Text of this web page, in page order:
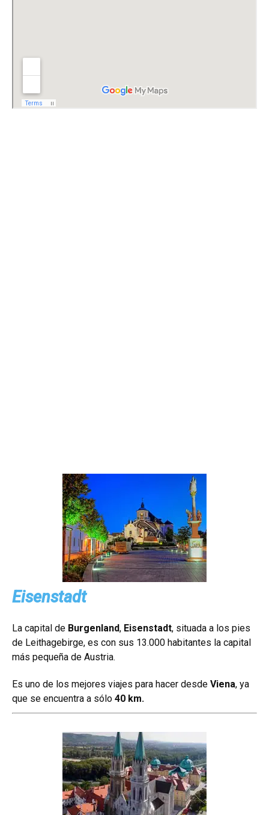
Eisenstadt
La capital de Burgenland, Eisenstadt, situada a los pies
de Leithagebirge, es con sus 13.000 habitantes la capital
más pequeña de Austria.
Es uno de los mejores viajes para hacer desde Viena, ya
que se encuentra a sólo 40 km.